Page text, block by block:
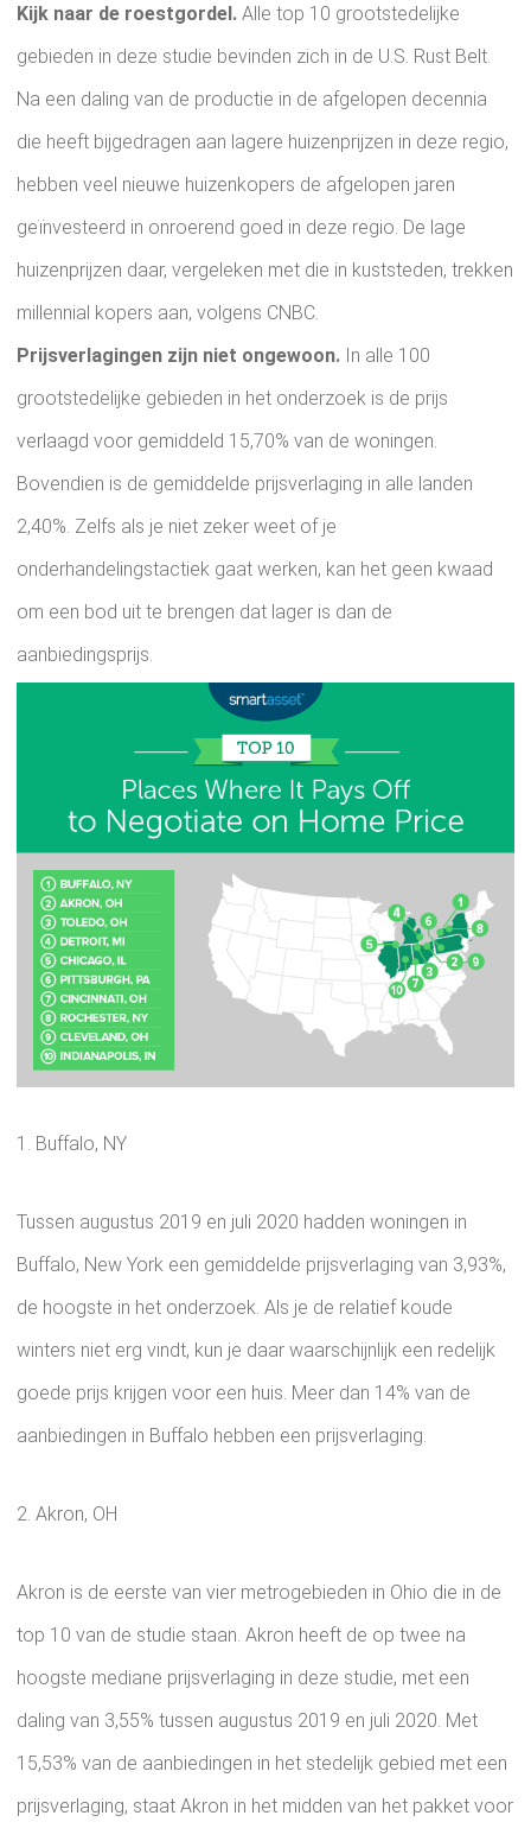
Kijk naar de roestgordel. Alle top 10 grootstedelijke
gebieden in deze studie bevinden zich in de U.S. Rust Belt.
Na een daling van de productie in de afgelopen decennia
die heeft bijgedragen aan lagere huizenprijzen in deze regio,
hebben veel nieuwe huizenkopers de afgelopen jaren
geïnvesteerd in onroerend goed in deze regio. De lage
huizenprijzen daar, vergeleken met die in kuststeden, trekken
millennial kopers aan, volgens CNBC
Prijsverlagingen zijn niet ongewoon. In alle 100
grootstedelijke gebieden in het onderzoek is de prijs
verlaagd voor gemiddeld 15,70% van de woningen.
Bovendien is de gemiddelde prijsverlaging in alle landen
2,40%. Zelfs als je niet zeker weet of je
onderhandelingstactiek gaat werken, kan het geen kwaad
om een ​​bod uit te brengen dat lager is dan de
aanbiedingsprijs.
1. Buffalo, NY
Tussen augustus 2019 en juli 2020 hadden woningen in
Buffalo, New York een gemiddelde prijsverlaging van 3,93%,
de hoogste in het onderzoek. Als je de relatief koude
winters niet erg vindt, kun je daar waarschijnlijk een redelijk
goede prijs krijgen voor een huis. Meer dan 14% van de
aanbiedingen in Buffalo hebben een prijsverlaging.
2. Akron, OH
Akron is de eerste van vier metrogebieden in Ohio die in de
top 10 van de studie staan. Akron heeft de op twee na
hoogste mediane prijsverlaging in deze studie, met een
daling van 3,55% tussen augustus 2019 en juli 2020. Met
15,53% van de aanbiedingen in het stedelijk gebied met een
prijsverlaging, staat Akron in het midden van het pakket voor